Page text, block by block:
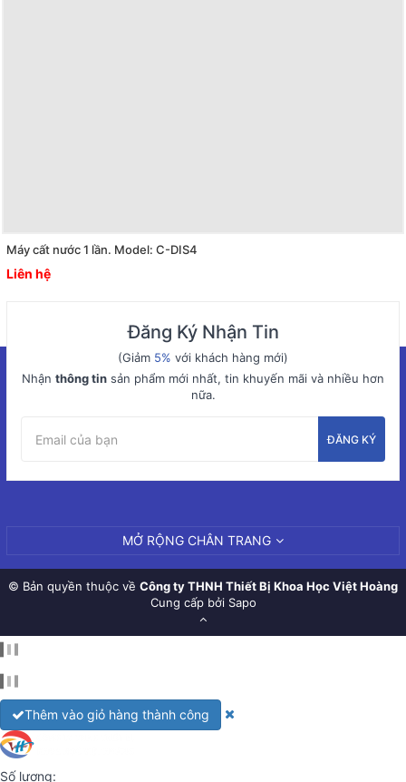
Máy cất nước 1 lần. Model: C-DIS4
Liên hệ
Đăng Ký Nhận Tin
(Giảm 5% với khách hàng mới)
Nhận thông tin sản phẩm mới nhất, tin khuyến mãi và nhiều hơn
nữa.
ĐĂNG KÝ
MỞ RỘNG CHÂN TRANG
© Bản quyền thuộc về Công ty THNH Thiết Bị Khoa Học Việt Hoàng
Cung cấp bởi Sapo
Thêm vào giỏ hàng thành công
Số lượng: